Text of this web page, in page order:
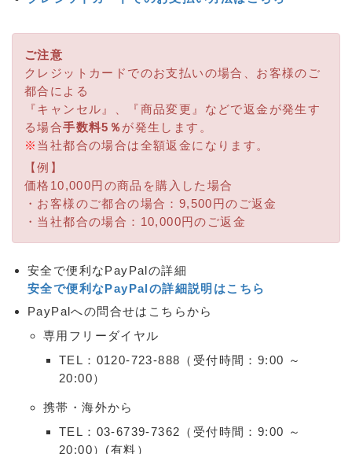
ご注意
クレジットカードでのお支払いの場合、お客様のご
都合による
『キャンセル』、『商品変更』などで返金が発生す
る場合手数料5％が発生します。
※ 当社都合の場合は全額返金になります。
【例】
価格10,000円の商品を購入した場合
・お客様のご都合の場合：9,500円のご返金
・当社都合の場合：10,000円のご返金
安全で便利なPayPalの詳細
安全で便利なPayPalの詳細説明はこちら
PayPalへの問合せはこちらから
専用フリーダイヤル
TEL：0120-723-888（受付時間：9:00 ～
20:00）
携帯・海外から
TEL：03-6739-7362（受付時間：9:00 ～
20:00）(有料）